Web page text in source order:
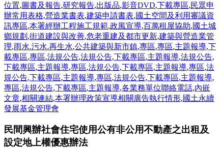
位置,圖書及報告,研究報告,出版品,影音DVD,下載專區,民眾申
辦常用表格,營造業書表,建築申請書表,國土空間及利用審議資
訊專區,本署經辦工程施工規範,政風宣導,百萬租屋協助,國土城
鄉規劃 ,街道建設與改善,危老重建及都市更新,建築與營造業管
理,雨水.污水.再生水,公共建築與新市鎮,專區,專區,主題報導,下
載專區,專區,法規公告,法規公告,下載專區,主題報導,法規公告,
下載專區,主題報導,專區,法規公告,下載專區,主題報導,專區,法
規公告,下載專區,主題報導,專區,法規公告,下載專區,主題報導,
專區,法規公告,下載專區,主題報導,各業務單位聯絡電話,內嵌
文章,相關連結,本署辦理政策宣導相關廣告執行情形,國土永續
發展基金管理會
民間興辦社會住宅使用公有非公用不動產之出租及
設定地上權優惠辦法